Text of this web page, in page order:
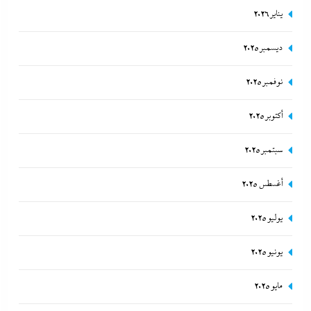
135 مليار جنيه
يناير 2026
ديسمبر 2025
نوفمبر 2025
أكتوبر 2025
سبتمبر 2025
أغسطس 2025
يوليو 2025
يونيو 2025
مايو 2025